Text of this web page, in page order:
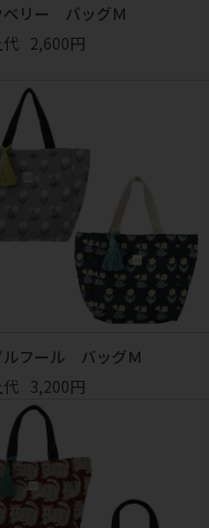
ベリー バッグＭ
2,600円
ルフール バッグＭ
3,200円